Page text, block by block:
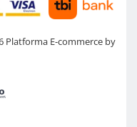
Platforma E-commerce by